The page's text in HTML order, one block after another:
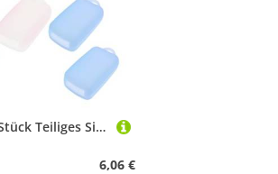
Gogogmee 10 Stück Teiliges Silikon Zahnbürstenkopf Schutzkappen Flexibel Passend Leichter Reise Schutz für Camping Business Hygienische Abdeckung zur Vermeidung von Schmutz
6,06 €